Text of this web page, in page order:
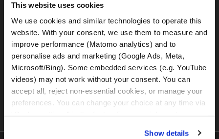
This website uses cookies
We use cookies and similar technologies to operate this
website. With your consent, we use them to measure and
improve performance (Matomo analytics) and to
personalise ads and marketing (Google Ads, Meta,
Microsoft/Bing). Some embedded services (e.g. YouTube
videos) may not work without your consent. You can
accept all, reject non-essential cookies, or manage your
preferences. You can change your choice at any time via
Show details
BMW R1300GS (DSA)
BMW R1300GS (DSA + ASA)